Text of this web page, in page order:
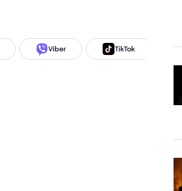
Viber TikTok